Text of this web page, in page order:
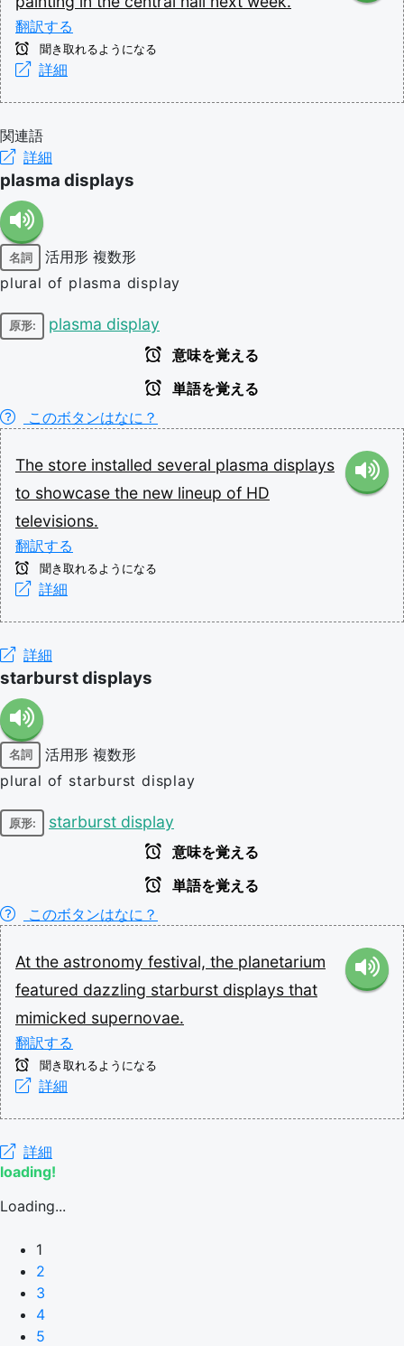
翻訳する
聞き取れるようになる
詳細
関連語
詳細
plasma displays
名詞 活用形 複数形
plural of plasma display
原形: plasma display
意味を覚える
単語を覚える
このボタンはなに？
The store installed several plasma displays
to showcase the new lineup of HD
televisions.
翻訳する
聞き取れるようになる
詳細
詳細
starburst displays
名詞 活用形 複数形
plural of starburst display
原形: starburst display
意味を覚える
単語を覚える
このボタンはなに？
At the astronomy festival, the planetarium
featured dazzling starburst displays that
mimicked supernovae.
翻訳する
聞き取れるようになる
詳細
詳細
loading!
Loading...
1
2
3
4
5